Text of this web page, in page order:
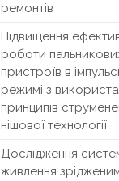
ремонтів
Підвищення
роботи
пристроїв в
режимі з
принципів
нішової технології
Дослідження
живлення